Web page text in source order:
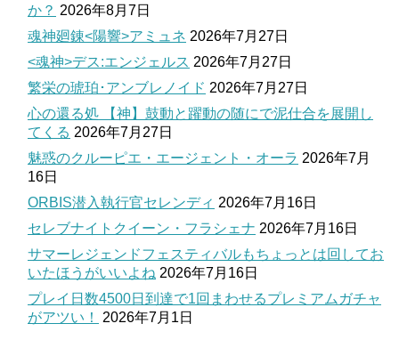
か？ 2026年8月7日
魂神廻錬<陽響>アミュネ 2026年7月27日
<魂神>デス:エンジェルス 2026年7月27日
繁栄の琥珀･アンブレノイド 2026年7月27日
心の還る処 【神】鼓動と躍動の随にで泥仕合を展開し
てくる 2026年7月27日
魅惑のクルーピエ・エージェント・オーラ 2026年7月
16日
ORBIS潜入執行官セレンディ 2026年7月16日
セレブナイトクイーン・フラシェナ 2026年7月16日
サマーレジェンドフェスティバルもちょっとは回してお
いたほうがいいよね 2026年7月16日
プレイ日数4500日到達で1回まわせるプレミアムガチャ
がアツい！
2026年7月1日